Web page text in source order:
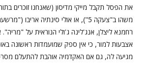
את הפסל תקבל מייקי מדיסון (שאנחנו זוכרים
משהו ב"צעקה 5"), או אולי סינתיה אריבו
רחמנא ליצלן, אנג'לינה ג'ולי הנוראית על "מריה".
אצבעות למור, כי אין ספק שמועמדות ראשונה
מגיעה לה, גם אם האקדמיה אוהבת להתעלם